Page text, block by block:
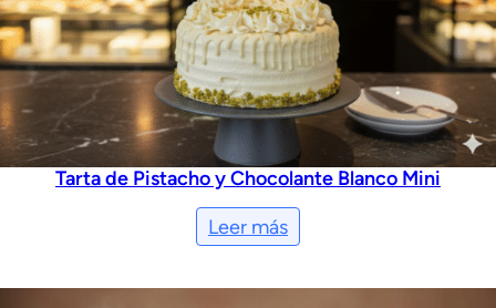
Tarta de Pistacho y Chocolante Blanco Mini
Leer más